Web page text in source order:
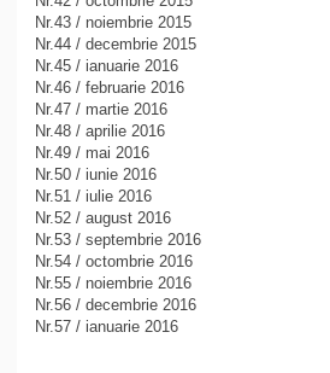
Nr.43 / noiembrie 2015
Nr.44 / decembrie 2015
Nr.45 / ianuarie 2016
Nr.46 / februarie 2016
Nr.47 / martie 2016
Nr.48 / aprilie 2016
Nr.49 / mai 2016
Nr.50 / iunie 2016
Nr.51 / iulie 2016
Nr.52 / august 2016
Nr.53 / septembrie 2016
Nr.54 / octombrie 2016
Nr.55 / noiembrie 2016
Nr.56 / decembrie 2016
Nr.57 / ianuarie 2016